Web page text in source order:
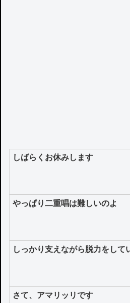
しばらくお休みします
やっぱり二重唱は難しいのよ
しっかり支えながら脱力をして
さて、アマリッリです